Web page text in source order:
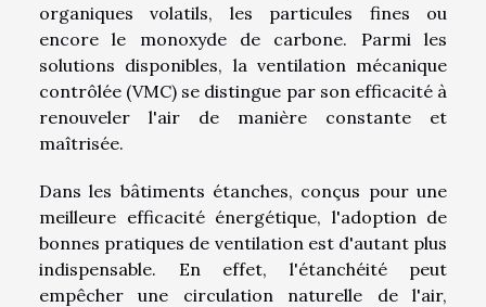
organiques volatils, les particules fines ou
encore le monoxyde de carbone. Parmi les
solutions disponibles, la ventilation mécanique
contrôlée (VMC) se distingue par son efficacité à
renouveler l'air de manière constante et
maîtrisée.
Dans les bâtiments étanches, conçus pour une
meilleure efficacité énergétique, l'adoption de
bonnes pratiques de ventilation est d'autant plus
indispensable. En effet, l'étanchéité peut
empêcher une circulation naturelle de l'air,